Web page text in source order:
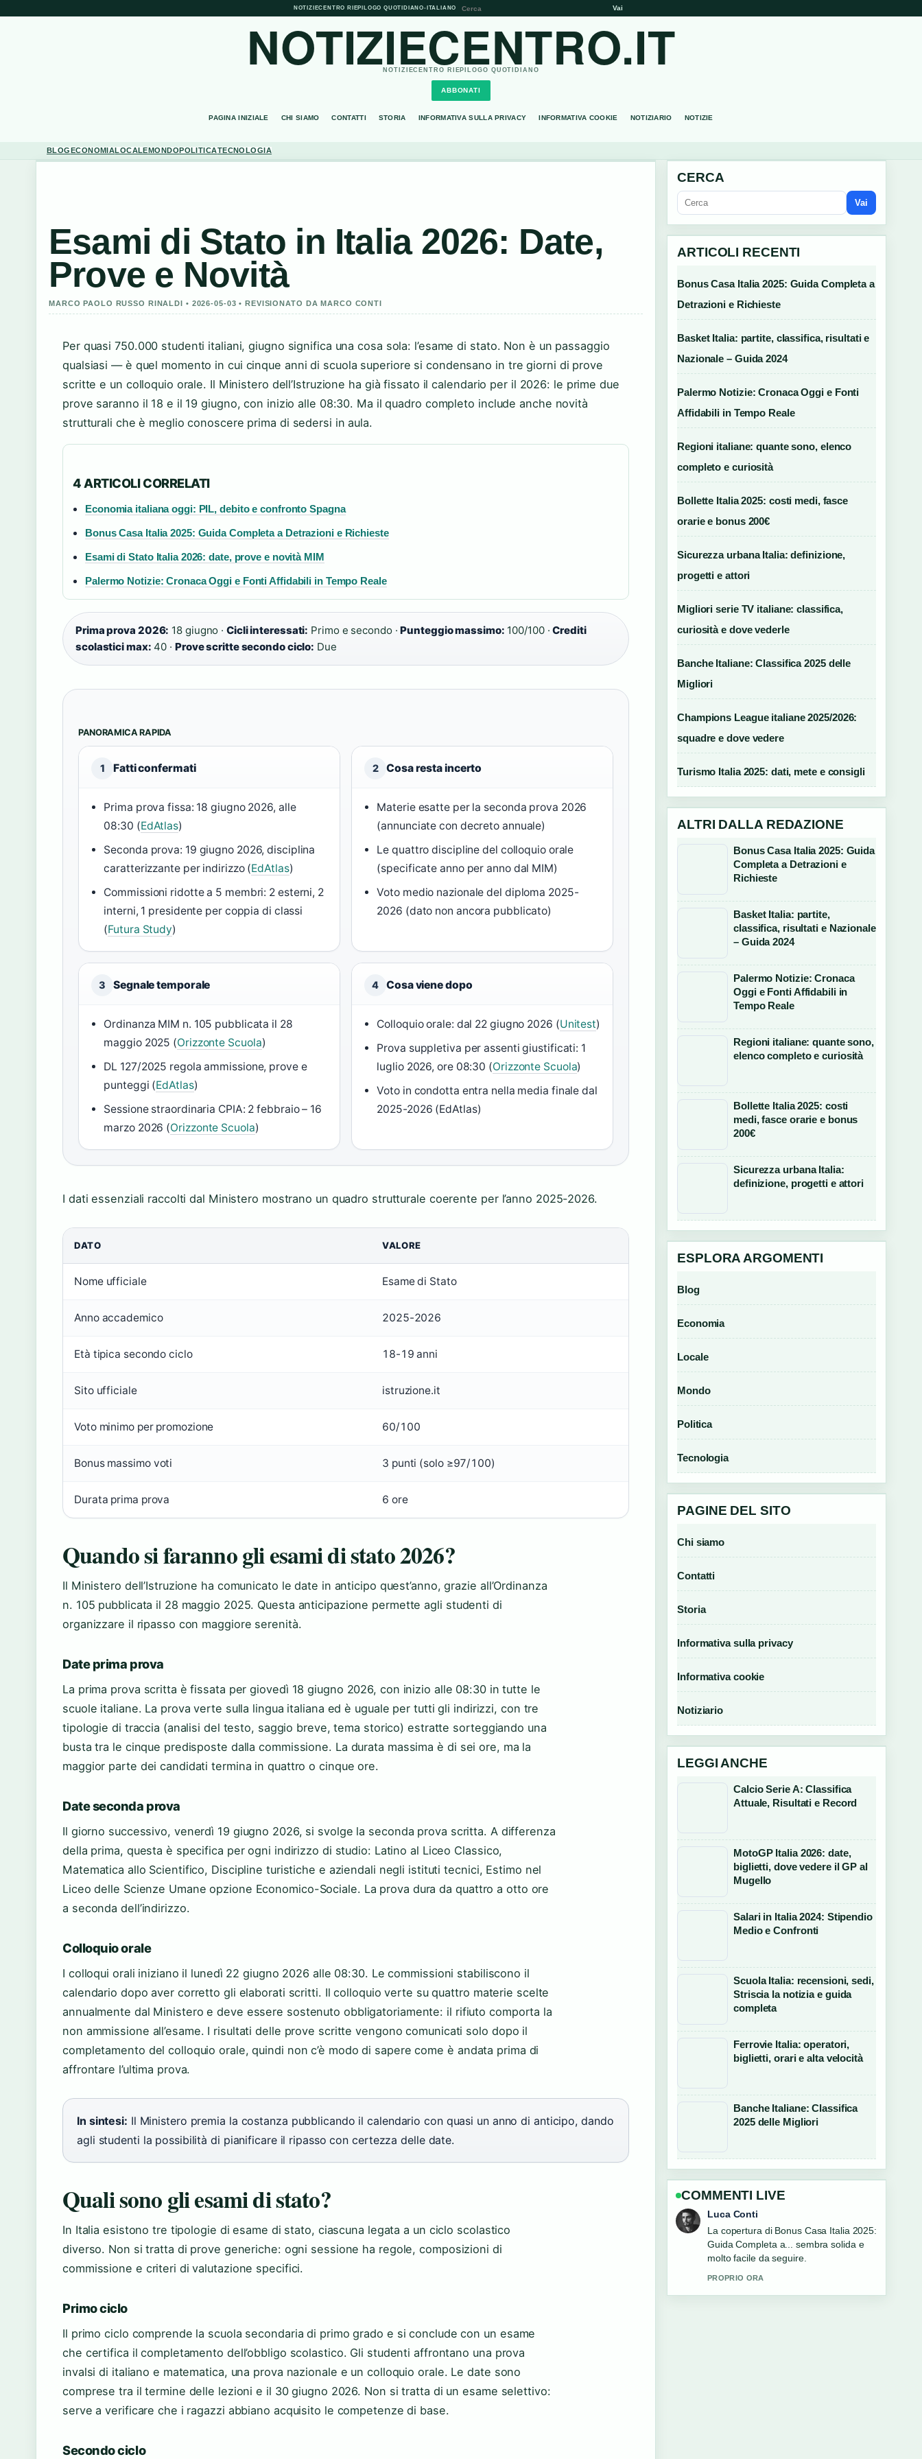
NOTIZIECENTRO RIEPILOGO QUOTIDIANO• ITALIANO Vai
NOTIZIECENTRO.IT
NOTIZIECENTRO RIEPILOGO QUOTIDIANO
ABBONATI
PAGINA INIZIALE CHI SIAMO CONTATTI STORIA INFORMATIVA SULLA PRIVACY INFORMATIVA COOKIE NOTIZIARIO NOTIZIE
BLOGECONOMIALOCALEMONDOPOLITICATECNOLOGIA
Esami di Stato in Italia 2026: Date,
Prove e Novità
MARCO PAOLO RUSSO RINALDI • 2026-05-03 • REVISIONATO DA MARCO CONTI
Per quasi 750.000 studenti italiani, giugno significa una cosa sola: l’esame di stato. Non è un passaggio
qualsiasi — è quel momento in cui cinque anni di scuola superiore si condensano in tre giorni di prove
scritte e un colloquio orale. Il Ministero dell’Istruzione ha già fissato il calendario per il 2026: le prime due
prove saranno il 18 e il 19 giugno, con inizio alle 08:30. Ma il quadro completo include anche novità
strutturali che è meglio conoscere prima di sedersi in aula.
4 ARTICOLI CORRELATI
Economia italiana oggi: PIL, debito e confronto Spagna
Bonus Casa Italia 2025: Guida Completa a Detrazioni e Richieste
Esami di Stato Italia 2026: date, prove e novità MIM
Palermo Notizie: Cronaca Oggi e Fonti Affidabili in Tempo Reale
Prima prova 2026: 18 giugno ·Cicli interessati: Primo e secondo ·Punteggio massimo: 100/100 ·Crediti
scolastici max: 40 · Prove scritte secondo ciclo: Due
PANORAMICA RAPIDA
1 Fatti confermati
Prima prova fissa: 18 giugno 2026, alle
08:30 (EdAtlas)
Seconda prova: 19 giugno 2026, disciplina
caratterizzante per indirizzo (EdAtlas)
Commissioni ridotte a 5 membri: 2 esterni, 2
interni, 1 presidente per coppia di classi
(Futura Study)
2 Cosa resta incerto
Materie esatte per la seconda prova 2026
(annunciate con decreto annuale)
Le quattro discipline del colloquio orale
(specificate anno per anno dal MIM)
Voto medio nazionale del diploma 2025-
2026 (dato non ancora pubblicato)
3 Segnale temporale
Ordinanza MIM n. 105 pubblicata il 28
maggio 2025 (Orizzonte Scuola)
DL 127/2025 regola ammissione, prove e
punteggi (EdAtlas)
Sessione straordinaria CPIA: 2 febbraio – 16
marzo 2026 (Orizzonte Scuola)
4 Cosa viene dopo
Colloquio orale: dal 22 giugno 2026 (Unitest)
Prova suppletiva per assenti giustificati: 1
luglio 2026, ore 08:30 (Orizzonte Scuola)
Voto in condotta entra nella media finale dal
2025-2026 (EdAtlas)
I dati essenziali raccolti dal Ministero mostrano un quadro strutturale coerente per l’anno 2025-2026.
DATO VALORE
Nome ufficiale Esame di Stato
Anno accademico 2025-2026
Età tipica secondo ciclo 18-19 anni
Sito ufficiale istruzione.it
Voto minimo per promozione 60/100
Bonus massimo voti 3 punti (solo ≥97/100)
Durata prima prova 6 ore
Quando si faranno gli esami di stato 2026?
Il Ministero dell’Istruzione ha comunicato le date in anticipo quest’anno, grazie all’Ordinanza
n. 105 pubblicata il 28 maggio 2025. Questa anticipazione permette agli studenti di
organizzare il ripasso con maggiore serenità.
Date prima prova
La prima prova scritta è fissata pergiovedì 18 giugno 2026, con inizio alle 08:30 in tutte le
scuole italiane. La prova verte sulla lingua italiana ed è uguale per tutti gli indirizzi, con tre
tipologie di traccia (analisi del testo, saggio breve, tema storico) estratte sorteggiando una
busta tra le cinque predisposte dalla commissione. La durata massima è di sei ore, ma la
maggior parte dei candidati termina in quattro o cinque ore.
Date seconda prova
Il giorno successivo, venerdì 19 giugno 2026, si svolge la seconda prova scritta. A differenza
della prima, questa è specifica per ogni indirizzo di studio: Latino al Liceo Classico,
Matematica allo Scientifico, Discipline turistiche e aziendali negli istituti tecnici, Estimo nel
Liceo delle Scienze Umane opzione Economico-Sociale. La prova dura da quattro a otto ore
a seconda dell’indirizzo.
Colloquio orale
I colloqui orali iniziano il lunedì 22 giugno 2026 alle 08:30. Le commissioni stabiliscono il
calendario dopo aver corretto gli elaborati scritti. Il colloquio verte su quattro materie scelte
annualmente dal Ministero e deve essere sostenuto obbligatoriamente: il rifiuto comporta la
non ammissione all’esame. I risultati delle prove scritte vengono comunicati solo dopo il
completamento del colloquio orale, quindi non c’è modo di sapere come è andata prima di
affrontare l’ultima prova.
In sintesi: Il Ministero premia la costanza pubblicando il calendario con quasi un anno di anticipo, dando
agli studenti la possibilità di pianificare il ripasso con certezza delle date.
Quali sono gli esami di stato?
In Italia esistono tre tipologie di esame di stato, ciascuna legata a un ciclo scolastico
diverso. Non si tratta di prove generiche: ogni sessione ha regole, composizioni di
commissione e criteri di valutazione specifici.
Primo ciclo
Il primo ciclo comprende la scuola secondaria di primo grado e si conclude con un esame
che certifica il completamento dell’obbligo scolastico. Gli studenti affrontano una prova
invalsi di italiano e matematica, una prova nazionale e un colloquio orale. Le date sono
comprese tra il termine delle lezioni e il 30 giugno 2026. Non si tratta di un esame selettivo:
serve a verificare che i ragazzi abbiano acquisito le competenze di base.
Secondo ciclo
CERCA
Vai
ARTICOLI RECENTI
Bonus Casa Italia 2025: Guida Completa a
Detrazioni e Richieste
Basket Italia: partite, classifica, risultati e
Nazionale – Guida 2024
Palermo Notizie: Cronaca Oggi e Fonti
Affidabili in Tempo Reale
Regioni italiane: quante sono, elenco
completo e curiosità
Bollette Italia 2025: costi medi, fasce
orarie e bonus 200€
Sicurezza urbana Italia: definizione,
progetti e attori
Migliori serie TV italiane: classifica,
curiosità e dove vederle
Banche Italiane: Classifica 2025 delle
Migliori
Champions League italiane 2025/2026:
squadre e dove vedere
Turismo Italia 2025: dati, mete e consigli
ALTRI DALLA REDAZIONE
Bonus Casa Italia 2025: Guida
Completa a Detrazioni e
Richieste
Basket Italia: partite,
classifica, risultati e Nazionale
– Guida 2024
Palermo Notizie: Cronaca
Oggi e Fonti Affidabili in
Tempo Reale
Regioni italiane: quante sono,
elenco completo e curiosità
Bollette Italia 2025: costi
medi, fasce orarie e bonus
200€
Sicurezza urbana Italia:
definizione, progetti e attori
ESPLORA ARGOMENTI
Blog
Economia
Locale
Mondo
Politica
Tecnologia
PAGINE DEL SITO
Chi siamo
Contatti
Storia
Informativa sulla privacy
Informativa cookie
Notiziario
LEGGI ANCHE
Calcio Serie A: Classifica
Attuale, Risultati e Record
MotoGP Italia 2026: date,
biglietti, dove vedere il GP al
Mugello
Salari in Italia 2024: Stipendio
Medio e Confronti
Scuola Italia: recensioni, sedi,
Striscia la notizia e guida
completa
Ferrovie Italia: operatori,
biglietti, orari e alta velocità
Banche Italiane: Classifica
2025 delle Migliori
COMMENTI LIVE
Andrea Greco
Ottimo lavoro di verifica intorno a
Basket Italia: partite, classifica, risultati
e Nazionale.... Piu testate dovrebbero